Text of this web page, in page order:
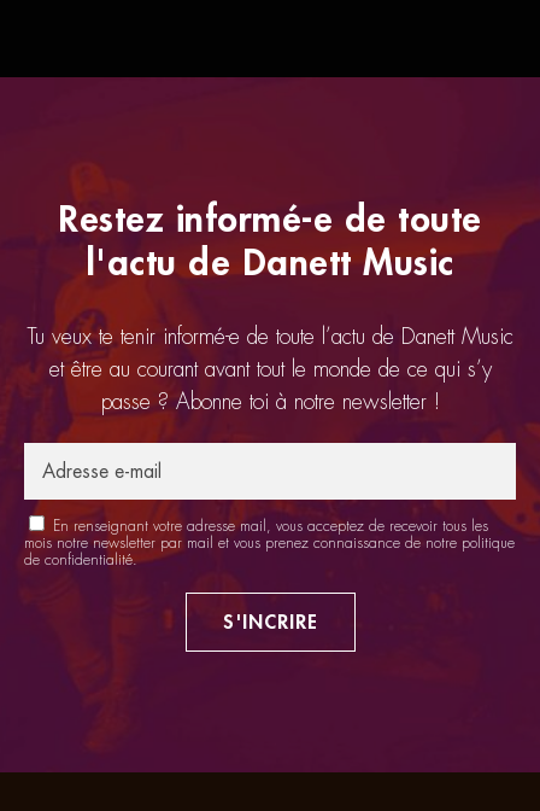
Restez informé-e de toute
l'actu de Danett Music
Tu veux te tenir informé-e de toute l’actu de Danett Music
et être au courant avant tout le monde de ce qui s’y
passe ? Abonne toi à notre newsletter !
En renseignant votre adresse mail, vous acceptez de recevoir tous les
mois notre newsletter par mail et vous prenez connaissance de notre politique
de confidentialité.
S'INCRIRE